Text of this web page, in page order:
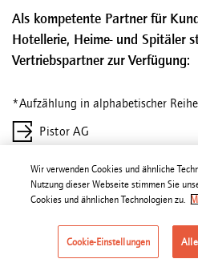
Als kompetente Partner für
Hotellerie, Heime- und Spitäler
Vertriebspartner zur Verfügung:
*Aufzählung in alphabetischer
Pistor AG
TopCC
Regionale
Wir verwenden Cookies und ähnliche
Nutzung dieser Webseite stimmen Sie
Cookies und ähnlichen Technologien zu.
Cookie-Einstellungen